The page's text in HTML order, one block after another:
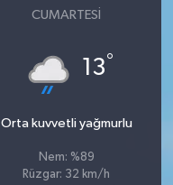
CUMARTESI
13°
Orta kuvvetli yağmurlu
Nem: %89
Rüzgar: 32 km/h